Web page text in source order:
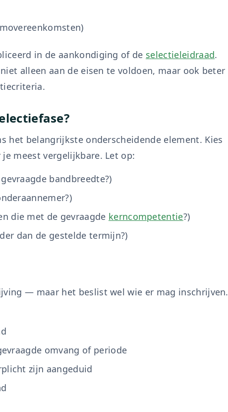
in de aankondiging of de selectieleidraad.
alleen aan de eisen te voldoen, maar ook beter
het belangrijkste onderscheidende element. Kies
meest vergelijkbare. Let op:
bandbreedte?)
die met de gevraagde kerncompetentie?)
dan de gestelde termijn?)
— maar het beslist wel wie er mag inschrijven.
omvang of periode
zijn aangeduid